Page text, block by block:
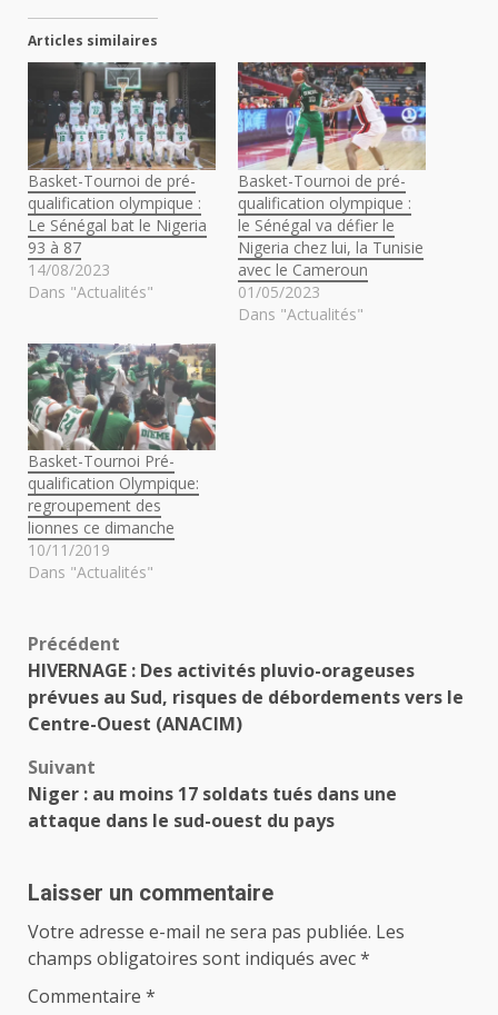
Articles similaires
Basket-Tournoi de pré-
qualification olympique :
Le Sénégal bat le Nigeria
93 à 87
14/08/2023
Dans "Actualités"
Basket-Tournoi de pré-
qualification olympique :
le Sénégal va défier le
Nigeria chez lui, la Tunisie
avec le Cameroun
01/05/2023
Dans "Actualités"
Basket-Tournoi Pré-
qualification Olympique:
regroupement des
lionnes ce dimanche
10/11/2019
Dans "Actualités"
Navigation
d’article
Précédent
HIVERNAGE : Des activités pluvio-orageuses
prévues au Sud, risques de débordements vers le
Centre-Ouest (ANACIM)
Suivant
Niger : au moins 17 soldats tués dans une
attaque dans le sud-ouest du pays
Laisser un commentaire
Votre adresse e-mail ne sera pas publiée. Les
champs obligatoires sont indiqués avec*
Commentaire *